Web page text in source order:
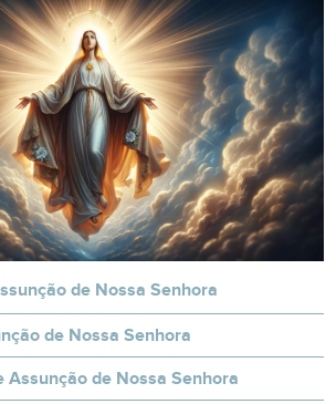
de Nossa Senhora
de Nossa Senhora
Assunção de Nossa Senhora